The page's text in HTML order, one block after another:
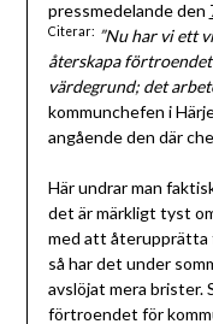
pressmedelande den
Citerar: ”Nu har vi ett
återskapa
värdegrund; det
kommunchefen i
angående den där
Här undrar man
det är märkligt tyst
med att återupprätta
så har det under
avslöjat mera
förtroendet för